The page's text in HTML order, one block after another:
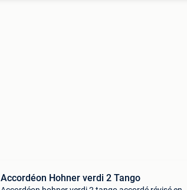
Accordéon Hohner verdi 2 Tango